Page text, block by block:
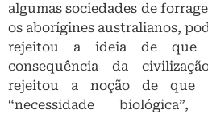
algumas sociedades de
os aborígines australianos,
rejeitou a ideia de que
consequência da
rejeitou a noção de
“necessidade